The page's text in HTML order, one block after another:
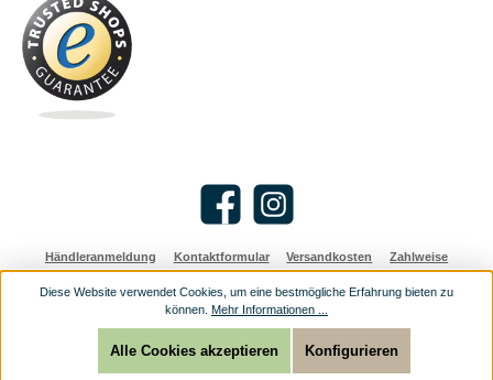
Facebook Instagram
Händleranmeldung Kontaktformular Versandkosten Zahlweise
Alle Preise inkl. gesetzl. Mehrwertsteuer zzgl.Versandkostenund ggf.
Nachnahmegebühren, wenn nicht anders angegeben.
© 2026 Religioese Geschenke: christliche Geschenke günstig online kaufen - Alle
Rechte vorbehalten.
Diese Website verwendet Cookies, um eine bestmögliche Erfahrung bieten zu
können. Mehr Informationen ...
Konfigurieren
Alle Cookies akzeptieren